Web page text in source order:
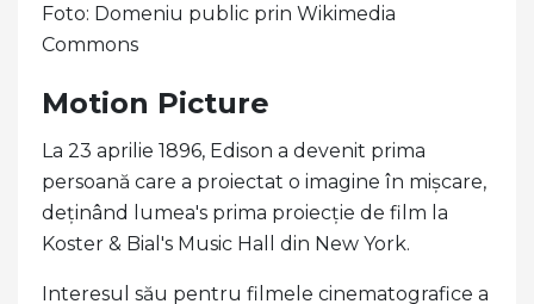
Foto: Domeniu public prin Wikimedia
Commons
Motion Picture
La 23 aprilie 1896, Edison a devenit prima
persoană care a proiectat o imagine în mișcare,
deținând lumea's prima proiecție de film la
Koster & Bial's Music Hall din New York.
Interesul său pentru filmele cinematografice a